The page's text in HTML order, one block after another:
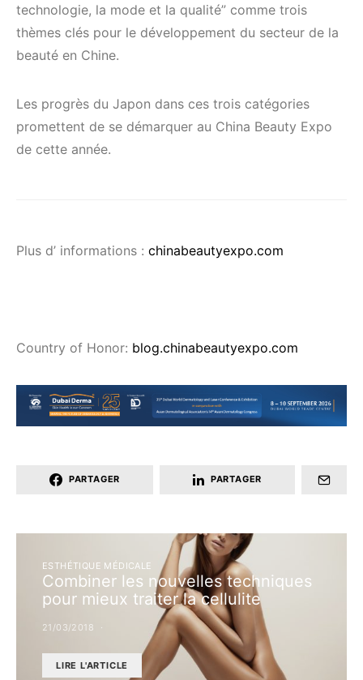
technologie, la mode et la qualité” comme trois
thèmes clés pour le développement du secteur de la
beauté en Chine.
Les progrès du Japon dans ces trois catégories
promettent de se démarquer au China Beauty Expo
de cette année.
Plus d’ informations : chinabeautyexpo.com
Country of Honor: blog.chinabeautyexpo.com
PARTAGER PARTAGER
ESTHÉTIQUE MÉDICALE
Combiner les nouvelles techniques
pour mieux traiter la cellulite
21/03/2018
LIRE L'ARTICLE